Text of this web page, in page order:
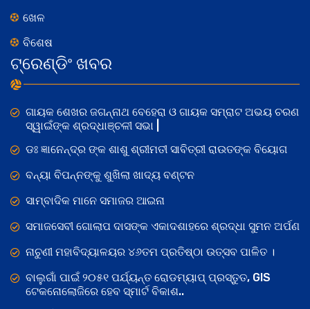
ଖେଳ
ବିଶେଷ
ଟ୍ରେଣ୍ଡିଂ ଖବର
ଗାୟକ ଶେଖର ଜଗନ୍ନାଥ ବେହେରା ଓ ଗାୟକ ସମ୍ରାଟ ଅଭୟ ଚରଣ
ସ୍ୱାଇଁଙ୍କ ଶ୍ରଦ୍ଧାଞ୍ଚଳୀ ସଭା |
ଡଃ ଜ୍ଞାନେନ୍ଦ୍ର ଙ୍କ ଶାଶୁ ଶ୍ରୀମତୀ ସାବିତ୍ରୀ ରାଉତଙ୍କ ବିୟୋଗ
ବନ୍ୟା ବିପନ୍ନଙ୍କୁ ଶୁଖିଲା ଖାଦ୍ୟ ବଣ୍ଟନ
ସାମ୍ବାଦିକ ମାନେ ସମାଜର ଆଇନା
ସମାଜସେବୀ ଗୋଲାପ ଦାସଙ୍କ ଏକାଦଶାହରେ ଶ୍ରଦ୍ଧା ସୁମନ ଅର୍ପଣ
ନାଚୁଣୀ ମହାବିଦ୍ୟାଳୟର ୪୬ତମ ପ୍ରତିଷ୍ଠା ଉତ୍ସବ ପାଳିତ ।
ବାଲୁଗାଁ ପାଇଁ ୨୦୫୧ ପର୍ଯ୍ୟନ୍ତ ରୋଡମ୍ୟାପ୍ ପ୍ରସ୍ତୁତ, GIS
ଟେକନୋଲୋଜିରେ ହେବ ସ୍ମାର୍ଟ ବିକାଶ..